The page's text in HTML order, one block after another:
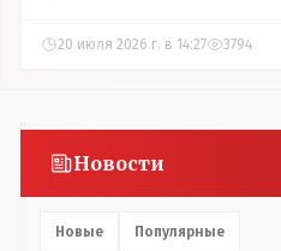
20 июля 2026 г. в 14:27 3794
Новости
Новые Популярные